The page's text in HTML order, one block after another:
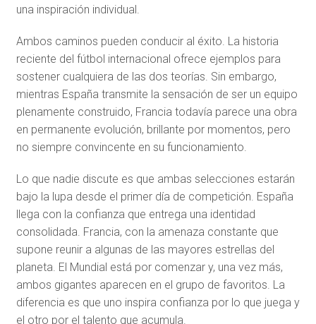
una inspiración individual.
Ambos caminos pueden conducir al éxito. La historia
reciente del fútbol internacional ofrece ejemplos para
sostener cualquiera de las dos teorías. Sin embargo,
mientras España transmite la sensación de ser un equipo
plenamente construido, Francia todavía parece una obra
en permanente evolución, brillante por momentos, pero
no siempre convincente en su funcionamiento.
Lo que nadie discute es que ambas selecciones estarán
bajo la lupa desde el primer día de competición. España
llega con la confianza que entrega una identidad
consolidada. Francia, con la amenaza constante que
supone reunir a algunas de las mayores estrellas del
planeta. El Mundial está por comenzar y, una vez más,
ambos gigantes aparecen en el grupo de favoritos. La
diferencia es que uno inspira confianza por lo que juega y
el otro por el talento que acumula.